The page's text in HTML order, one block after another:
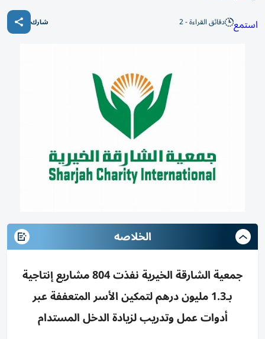
استمع دقائق القراءة - 2 شارك
الخلاصه
جمعية الشارقة الخيرية نفذت 804 مشاريع إنتاجية
بـ1.3 مليون درهم لتمكين الأسر المتعففة عبر
أدوات عمل وتدريب لزيادة الدخل المستدام